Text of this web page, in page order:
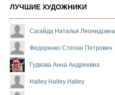
ЛУЧШИЕ ХУДОЖНИКИ
Сагайда Наталья Леонидовна
Федоренко Степан Петрович
Гудкова Анна Андреевна
Halley Halley Halley